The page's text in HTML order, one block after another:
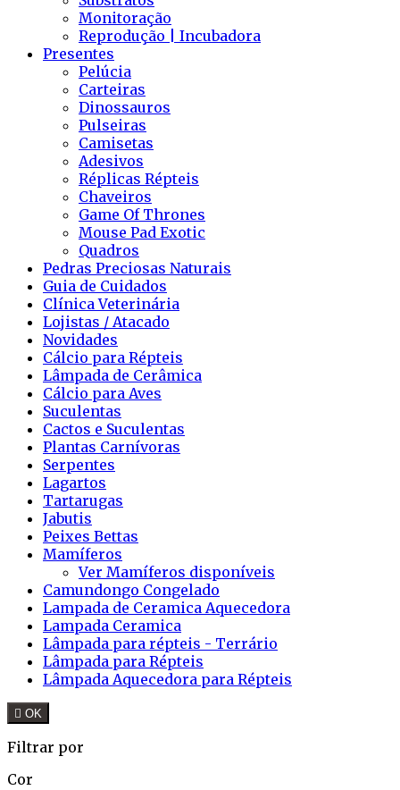
Monitoração
Reprodução | Incubadora
Presentes
Pelúcia
Carteiras
Dinossauros
Pulseiras
Camisetas
Adesivos
Réplicas Répteis
Chaveiros
Game Of Thrones
Mouse Pad Exotic
Quadros
Pedras Preciosas Naturais
Guia de Cuidados
Clínica Veterinária
Lojistas / Atacado
Novidades
Cálcio para Répteis
Lâmpada de Cerâmica
Cálcio para Aves
Suculentas
Cactos e Suculentas
Plantas Carnívoras
Serpentes
Lagartos
Tartarugas
Jabutis
Peixes Bettas
Mamíferos
Ver Mamíferos disponíveis
Camundongo Congelado
Lampada de Ceramica Aquecedora
Lampada Ceramica
Lâmpada para répteis - Terrário
Lâmpada para Répteis
Lâmpada Aquecedora para Répteis
 OK
Filtrar por
Cor